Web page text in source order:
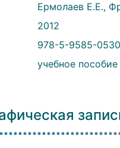
Ермолаев Е.Е.,
2012
978-5-9585-
учебное пособие